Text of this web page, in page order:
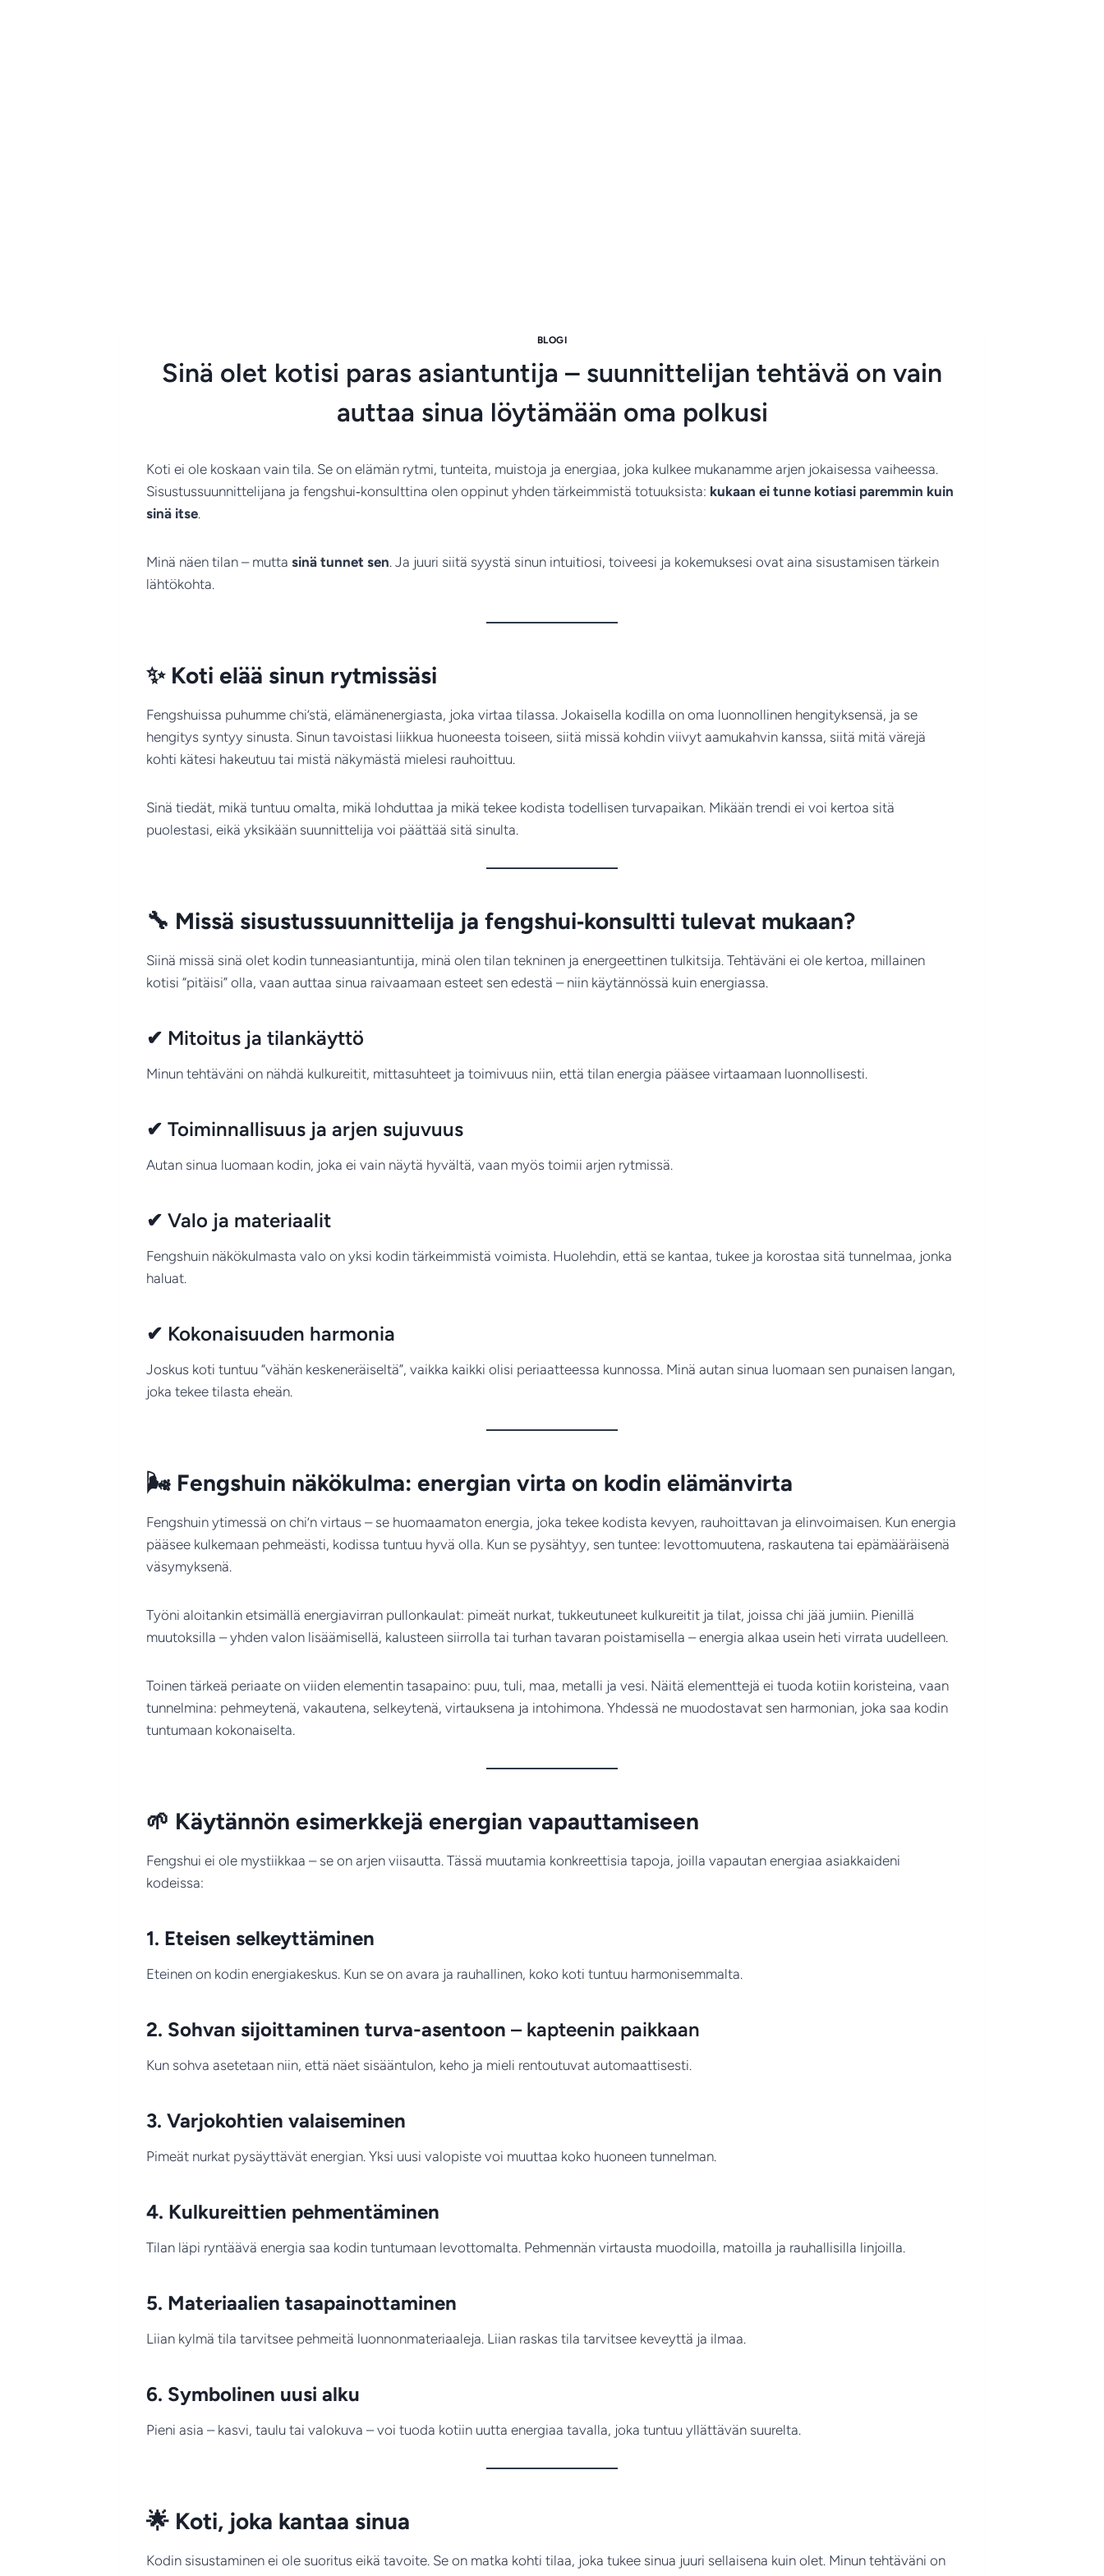
BLOGI
Sinä olet kotisi paras asiantuntija – suunnittelijan tehtävä on vain
auttaa sinua löytämään oma polkusi
Koti ei ole koskaan vain tila. Se on elämän rytmi, tunteita, muistoja ja energiaa, joka kulkee mukanamme arjen jokaisessa vaiheessa.
Sisustussuunnittelijana ja fengshui‑konsulttina olen oppinut yhden tärkeimmistä totuuksista: kukaan ei tunne kotiasi paremmin kuin
sinä itse.
Minä näen tilan – mutta sinä tunnet sen. Ja juuri siitä syystä sinun intuitiosi, toiveesi ja kokemuksesi ovat aina sisustamisen tärkein
lähtökohta.
✨ Koti elää sinun rytmissäsi
Fengshuissa puhumme chi’stä, elämänenergiasta, joka virtaa tilassa. Jokaisella kodilla on oma luonnollinen hengityksensä, ja se
hengitys syntyy sinusta. Sinun tavoistasi liikkua huoneesta toiseen, siitä missä kohdin viivyt aamukahvin kanssa, siitä mitä värejä
kohti kätesi hakeutuu tai mistä näkymästä mielesi rauhoittuu.
Sinä tiedät, mikä tuntuu omalta, mikä lohduttaa ja mikä tekee kodista todellisen turvapaikan. Mikään trendi ei voi kertoa sitä
puolestasi, eikä yksikään suunnittelija voi päättää sitä sinulta.
🔧 Missä sisustussuunnittelija ja fengshui‑konsultti tulevat mukaan?
Siinä missä sinä olet kodin tunneasiantuntija, minä olen tilan tekninen ja energeettinen tulkitsija. Tehtäväni ei ole kertoa, millainen
kotisi “pitäisi” olla, vaan auttaa sinua raivaamaan esteet sen edestä – niin käytännössä kuin energiassa.
✔ Mitoitus ja tilankäyttö
Minun tehtäväni on nähdä kulkureitit, mittasuhteet ja toimivuus niin, että tilan energia pääsee virtaamaan luonnollisesti.
✔ Toiminnallisuus ja arjen sujuvuus
Autan sinua luomaan kodin, joka ei vain näytä hyvältä, vaan myös toimii arjen rytmissä.
✔ Valo ja materiaalit
Fengshuin näkökulmasta valo on yksi kodin tärkeimmistä voimista. Huolehdin, että se kantaa, tukee ja korostaa sitä tunnelmaa, jonka
haluat.
✔ Kokonaisuuden harmonia
Joskus koti tuntuu “vähän keskeneräiseltä”, vaikka kaikki olisi periaatteessa kunnossa. Minä autan sinua luomaan sen punaisen langan,
joka tekee tilasta eheän.
🌬️ Fengshuin näkökulma: energian virta on kodin elämänvirta
Fengshuin ytimessä on chi’n virtaus – se huomaamaton energia, joka tekee kodista kevyen, rauhoittavan ja elinvoimaisen. Kun energia
pääsee kulkemaan pehmeästi, kodissa tuntuu hyvä olla. Kun se pysähtyy, sen tuntee: levottomuutena, raskautena tai epämääräisenä
väsymyksenä.
Työni aloitankin etsimällä energiavirran pullonkaulat: pimeät nurkat, tukkeutuneet kulkureitit ja tilat, joissa chi jää jumiin. Pienillä
muutoksilla – yhden valon lisäämisellä, kalusteen siirrolla tai turhan tavaran poistamisella – energia alkaa usein heti virrata uudelleen.
Toinen tärkeä periaate on viiden elementin tasapaino: puu, tuli, maa, metalli ja vesi. Näitä elementtejä ei tuoda kotiin koristeina, vaan
tunnelmina: pehmeytenä, vakautena, selkeytenä, virtauksena ja intohimona. Yhdessä ne muodostavat sen harmonian, joka saa kodin
tuntumaan kokonaiselta.
🌱 Käytännön esimerkkejä energian vapauttamiseen
Fengshui ei ole mystiikkaa – se on arjen viisautta. Tässä muutamia konkreettisia tapoja, joilla vapautan energiaa asiakkaideni
kodeissa:
1. Eteisen selkeyttäminen
Eteinen on kodin energiakeskus. Kun se on avara ja rauhallinen, koko koti tuntuu harmonisemmalta.
2. Sohvan sijoittaminen turva-asentoon – kapteenin paikkaan
Kun sohva asetetaan niin, että näet sisääntulon, keho ja mieli rentoutuvat automaattisesti.
3. Varjokohtien valaiseminen
Pimeät nurkat pysäyttävät energian. Yksi uusi valopiste voi muuttaa koko huoneen tunnelman.
4. Kulkureittien pehmentäminen
Tilan läpi ryntäävä energia saa kodin tuntumaan levottomalta. Pehmennän virtausta muodoilla, matoilla ja rauhallisilla linjoilla.
5. Materiaalien tasapainottaminen
Liian kylmä tila tarvitsee pehmeitä luonnonmateriaaleja. Liian raskas tila tarvitsee keveyttä ja ilmaa.
6. Symbolinen uusi alku
Pieni asia – kasvi, taulu tai valokuva – voi tuoda kotiin uutta energiaa tavalla, joka tuntuu yllättävän suurelta.
🌟 Koti, joka kantaa sinua
Kodin sisustaminen ei ole suoritus eikä tavoite. Se on matka kohti tilaa, joka tukee sinua juuri sellaisena kuin olet. Minun tehtäväni on